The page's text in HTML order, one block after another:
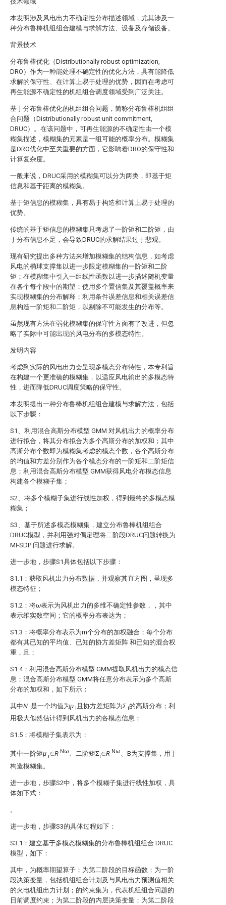
本发明涉及风电出力不确定性分布描述领域，尤其涉及一
种分布鲁棒机组组合建模与求解方法、设备及存储设备。
背景技术
分布鲁棒优化（Distributionally robust optimization,
DRO）作为一种能处理不确定性的优化方法，具有能降低
求解的保守性、在计算上易于处理的优势，因而在考虑可
再生能源不确定性的机组组合调度领域受到广泛关注。
基于分布鲁棒优化的机组组合问题，简称分布鲁棒机组组
合问题（Distributionally robust unit commitment,
DRUC）。在该问题中，可再生能源的不确定性由一个模
糊集描述，模糊集的元素是一组可能的概率分布。模糊集
是DRO优化中至关重要的方面，它影响着DRO的保守性和
计算复杂度。
一般来说，DRUC采用的模糊集可以分为两类，即基于矩
信息和基于距离的模糊集。
基于矩信息的模糊集，具有易于构造和计算上易于处理的
优势。
传统的基于矩信息的模糊集只考虑了一阶矩和二阶矩，由
于分布信息不足，会导致DRUC的求解结果过于悲观。
现有研究提出多种方法来增加模糊集的结构信息，如考虑
风电的椭球支撑集以进一步限定模糊集的一阶矩和二阶
矩；在模糊集中引入一组线性函数以进一步描述随机变量
在各个每个段中的期望；使用多个置信集及其覆盖概率来
实现模糊集的分布解释；利用条件误差信息和相关误差信
息构造一阶矩和二阶矩，以剔除不可能发生的分布等。
虽然现有方法在弱化模糊集的保守性方面有了改进，但忽
略了实际中可能出现的风电分布的多模态特性。
发明内容
考虑到实际的风电出力会呈现多模态分布特性，本专利旨
在构建一个更准确的模糊集，以适应风电输出的多模态特
性，进而降低DRUC调度策略的保守性。
本发明提出一种分布鲁棒机组组合建模与求解方法，包括
以下步骤：
S1、利用混合高斯分布模型 GMM 对风机出力的概率分布
进行拟合，将其分布拟合为多个高斯分布的加权和；其中
高斯分布个数即为模糊集考虑的模态个数，各个高斯分布
的均值和方差分别作为各个模态分布的一阶矩和二阶矩信
息；利用混合高斯分布模型 GMM获得风电分布模态信息
构建各个模糊子集；
S2、将多个模糊子集进行线性加权，得到最终的多模态模
糊集；
S3、基于所述多模态模糊集，建立分布鲁棒机组组合
DRUC模型，并利用强对偶定理将二阶段DRUC问题转换为
MI-SDP 问题进行求解。
进一步地，步骤S1具体包括以下步骤：
S1.1：获取风机出力分布数据，并观察其直方图，呈现多
模态特征；
S1.2：将ω表示为风机出力的多维不确定性参数，
，其中
表示维实数空间；它的概率分布表达为 ；
S1.3：将概率分布表示为m个分布的加权融合 ；每个分布
都有其已知的平均值 、已知的协方差矩阵 和已知的混合权
重 ， 且 ；
S1.4：利用混合高斯分布模型 GMM提取风机出力的模态信
息 ；混合高斯分布模型 GMM将任意分布表示为多个高斯
分布的加权和，如下所示：
其中N i是一个均值为μ i 且协方差矩阵为Σ i的高斯分布；利
用极大似然估计得到风机出力的各模态信息 ；
S1.5：将模糊子集表示为；
其中一阶矩μ i∈R Nω、二阶矩Σi∈R Nω、B为支撑集，用于
构造模糊集。
进一步地，步骤S2中，将多个模糊子集进行线性加权，具
体如下式：
。
进一步地，步骤S3的具体过程如下：
S3.1：建立基于多模态模糊集的分布鲁棒机组组合 DRUC
模型，如下：
其中， 为概率期望算子； 为第二阶段的目标函数； 为一阶
段决策变量，包括机组组合计划及与风电出力预测值相关
的火电机组出力计划； 的约束集为 ，代表机组组合问题的
日前调度约束； 为第二阶段的内层决策变量； 为第二阶段